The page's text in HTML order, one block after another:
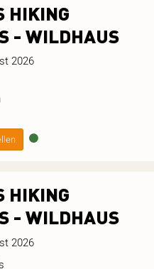
HIKING
- WILDHAUS
2026
HIKING
- WILDHAUS
2026